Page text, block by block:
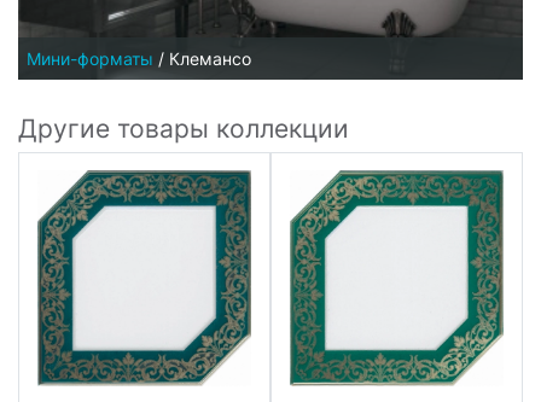
Мини-форматы / Клемансо
Другие товары коллекции